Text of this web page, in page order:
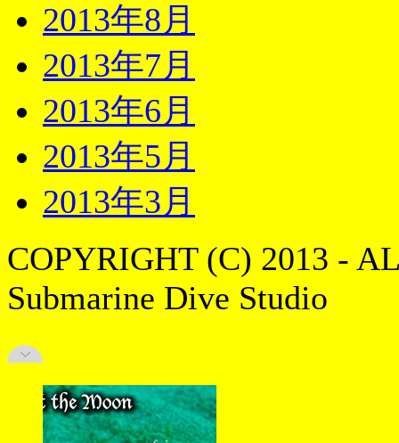
2013年8月
2013年7月
2013年6月
2013年5月
2013年3月
COPYRIGHT (C) 2013 -
Submarine Dive Studio